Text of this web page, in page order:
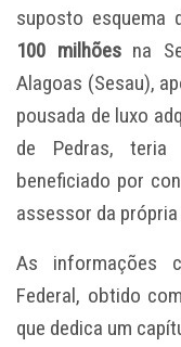
suposto esquema
100 milhõesna
Alagoas (Sesau),
pousada de luxo
de Pedras,
beneficiado por
assessor da própria
As informações
Federal, obtido
que dedica um